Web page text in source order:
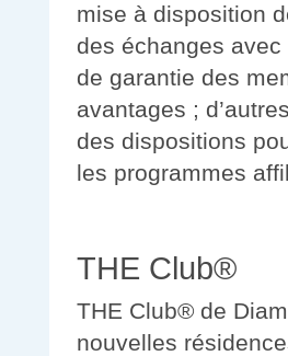
mise à disposition
des échanges
de garantie des
avantages ;
des dispositions
les programmes
THE Club®
THE Club® de
nouvelles